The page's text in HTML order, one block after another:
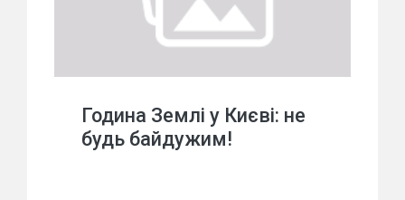
Година Землі у Києві: не
будь байдужим!